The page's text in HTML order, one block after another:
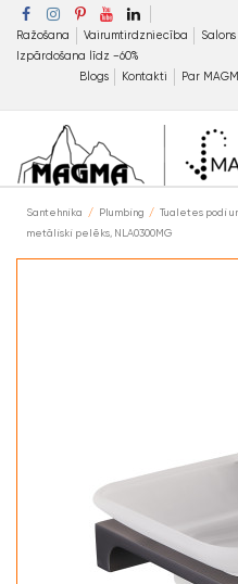
Ražošana Vairumtirdzniecība Salons
Izpārdošana līdz −60%
Blogs
Kontakti Par
Santehnika Plumbing Tualetes podi
metāliski pelēks, NLA0300MG